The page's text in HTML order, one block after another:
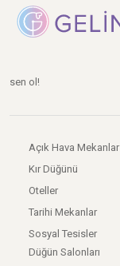
sen ol!
Açık Hava Mekanlar
Kır Düğünü
Oteller
Tarihi Mekanlar
Sosyal Tesisler
Düğün Salonları